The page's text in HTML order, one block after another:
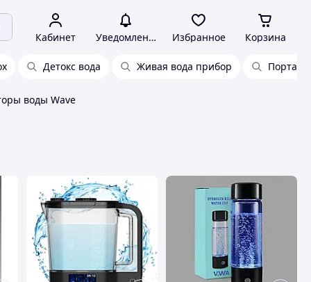
Кабинет Уведомления Избранное Корзина
Детокс вода Живая вода прибор
воды Wave